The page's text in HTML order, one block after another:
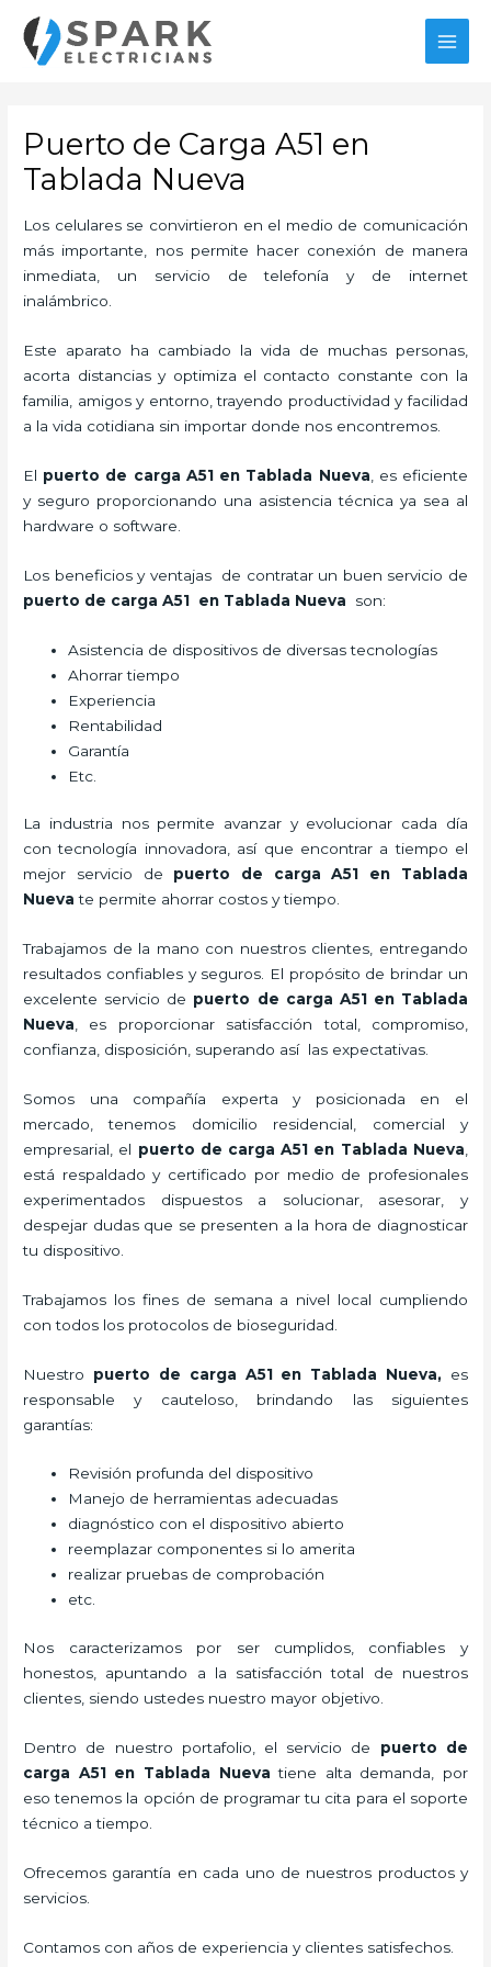
contenido
Puerto de Carga A51 en
Tablada Nueva
Los celulares se convirtieron en el medio de comunicación
más importante, nos permite hacer conexión de manera
inmediata, un servicio de telefonía y de internet
inalámbrico.
Este aparato ha cambiado la vida de muchas personas,
acorta distancias y optimiza el contacto constante con la
familia, amigos y entorno, trayendo productividad y facilidad
a la vida cotidiana sin importar donde nos encontremos.
El puerto de carga A51 en Tablada Nueva , es eficiente
y seguro proporcionando una asistencia técnica ya sea al
hardware o software.
Los beneficios y ventajas de contratar un buen servicio de
puerto de carga A51 en Tablada Nueva son:
Asistencia de dispositivos de diversas tecnologías
Ahorrar tiempo
Experiencia
Rentabilidad
Garantía
Etc.
La industria nos permite avanzar y evolucionar cada día
con tecnología innovadora, así que encontrar a tiempo el
mejor servicio de puerto de carga A51
en Tablada
Nueva te permite ahorrar costos y tiempo.
Trabajamos de la mano con nuestros clientes, entregando
resultados confiables y seguros. El propósito de brindar un
excelente servicio de puerto de carga A51en Tablada
Nueva , es proporcionar satisfacción total, compromiso,
confianza, disposición, superando así las expectativas.
Somos una compañía experta y posicionada en el
mercado, tenemos domicilio residencial, comercial y
empresarial, el puerto de carga A51 en Tablada Nueva
está respaldado y certificado por medio de profesionales
experimentados dispuestos a solucionar, asesorar, y
despejar dudas que se presenten a la hora de diagnosticar
tu dispositivo.
Trabajamos los fines de semana a nivel local cumpliendo
con todos los protocolos de bioseguridad.
Nuestro puerto de carga A51 en Tablada Nueva, es
responsable y cauteloso, brindando las siguientes
garantías:
Revisión profunda del dispositivo
Manejo de herramientas adecuadas
diagnóstico con el dispositivo abierto
reemplazar componentes si lo amerita
realizar pruebas de comprobación
etc.
Nos caracterizamos por ser cumplidos, confiables y
honestos, apuntando a la satisfacción total de nuestros
clientes, siendo ustedes nuestro mayor objetivo.
Dentro de nuestro portafolio, el servicio de puerto de
carga A51 en Tablada Nueva tiene alta demanda, por
eso tenemos la opción de programar tu cita para el soporte
técnico a tiempo.
Ofrecemos garantía en cada uno de nuestros productos y
servicios.
Contamos con años de experiencia y clientes satisfechos.